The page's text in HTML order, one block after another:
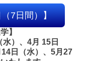
7日間）】
】
）、4月 15日
日（水）、5月27